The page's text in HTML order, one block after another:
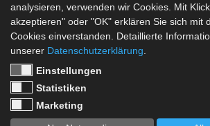
analysieren, verwenden wir Cookies. Mit
akzeptieren" oder "OK" erklären Sie sich mit
Cookies einverstanden. Detaillierte
unserer Datenschutzerklärung
Einstellungen
Statistiken
Marketing